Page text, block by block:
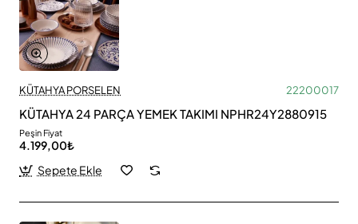
KÜTAHYA PORSELEN 22200017
KÜTAHYA 24 PARÇA YEMEK TAKIMI NPHR24Y2880915
Peşin Fiyat
4.199,00₺
Sepete Ekle